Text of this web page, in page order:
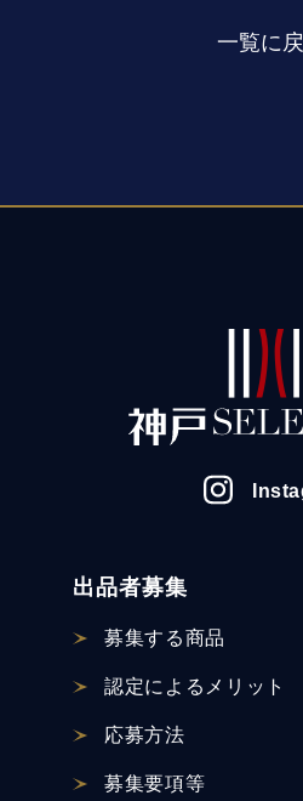
一覧に
出品者募集
募集する商品
認定による メリット
応募方法
募集要項等